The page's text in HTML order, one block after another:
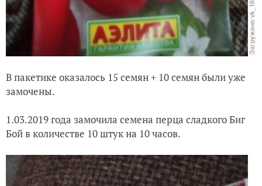
В пакетике оказалось 15 семян + 10 семян были уже
замочены.
1.03.2019 года замочила семена перца сладкого Биг
Бой в количестве 10 штук на 10 часов.